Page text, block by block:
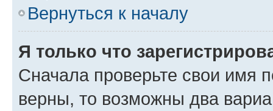
Вернуться к началу
Я только что
Сначала проверьте свои имя
верны, то возможны два